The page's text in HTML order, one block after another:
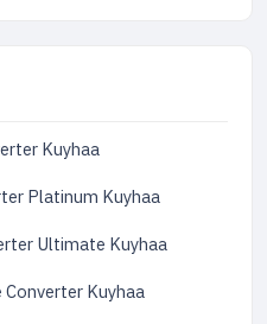
Kuyhaa
Platinum Kuyhaa
Ultimate Kuyhaa
Converter Kuyhaa